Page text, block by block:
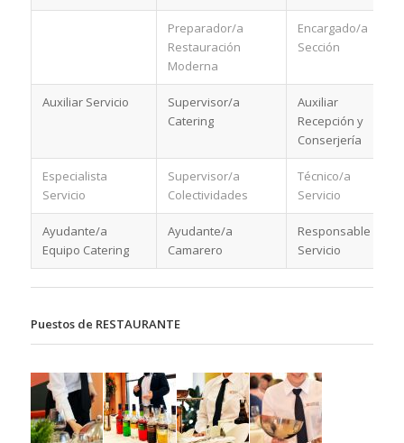
Preparador/a
Restauración
Moderna
Encargado/a
Sección
Auxiliar Servicio
Supervisor/a
Catering
Auxiliar
Recepción y
Conserjería
Especialista
Servicio
Supervisor/a
Colectividades
Técnico/a
Servicio
Ayudante/a
Equipo Catering
Ayudante/a
Camarero
Responsable
Servicio
Puestos de RESTAURANTE